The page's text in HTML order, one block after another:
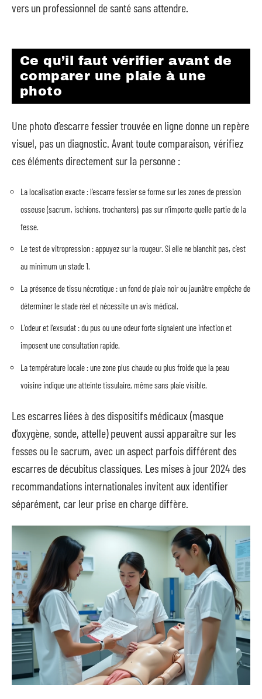
vers un professionnel de santé sans attendre.
Ce qu’il faut vérifier avant de
comparer une plaie à une
photo
Une photo d’escarre fessier trouvée en ligne donne un repère
visuel, pas un diagnostic. Avant toute comparaison, vérifiez
ces éléments directement sur la personne :
La localisation exacte : l’escarre fessier se forme sur les zones de pression
osseuse (sacrum, ischions, trochanters), pas sur n’importe quelle partie de la
fesse.
Le test de vitropression : appuyez sur la rougeur. Si elle ne blanchit pas, c’est
au minimum un stade 1.
La présence de tissu nécrotique : un fond de plaie noir ou jaunâtre empêche de
déterminer le stade réel et nécessite un avis médical.
L’odeur et l’exsudat : du pus ou une odeur forte signalent une infection et
imposent une consultation rapide.
La température locale : une zone plus chaude ou plus froide que la peau
voisine indique une atteinte tissulaire, même sans plaie visible.
Les escarres liées à des dispositifs médicaux (masque
d’oxygène, sonde, attelle) peuvent aussi apparaître sur les
fesses ou le sacrum, avec un aspect parfois différent des
escarres de décubitus classiques. Les mises à jour 2024 des
recommandations internationales invitent aux identifier
séparément, car leur prise en charge diffère.